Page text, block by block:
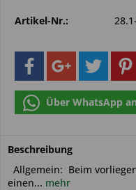
Artikel-Nr.:
Über WhatsApp
Beschreibung
Allgemein: Beim
einen... mehr